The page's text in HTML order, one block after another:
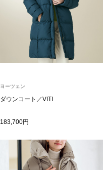
セーター
カーディガン
スーツ
ワンピース／
ヨーツェン
ダウンコート／VITI
183,700円